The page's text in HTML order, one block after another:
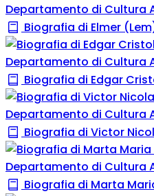
Biografia di Elmer
Biografia di Edgar
Biografia di Victor
Biografia di Marta